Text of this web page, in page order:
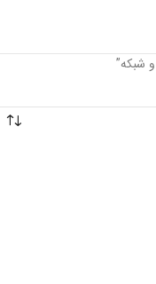
شبکه”